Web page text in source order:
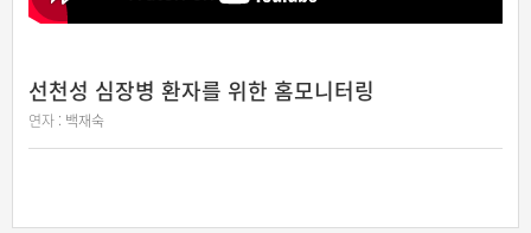
선천성 심장병 환자를 위한 홈모니터링
연자 : 백재숙